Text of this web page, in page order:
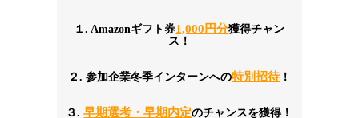
１. Amazonギフト券1,000円分獲得チャン
ス！
２. 参加企業冬季インターンへの特別招待！
３. 早期選考・早期内定のチャンスを獲得！